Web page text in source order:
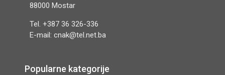
88000 Mostar
Tel. +387 36 326-336
E-mail: cnak@tel.net.ba
Popularne kategorije